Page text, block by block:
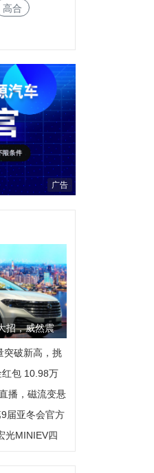
高合
广告
招，威然震
突破新高，挑
包 10.98万
播，磁流变悬
届亚冬会官方
光MINIEV四